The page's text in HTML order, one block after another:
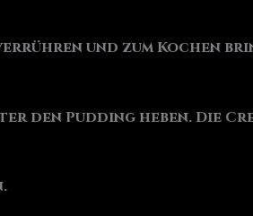
und zum Kochen
Pudding heben. Die